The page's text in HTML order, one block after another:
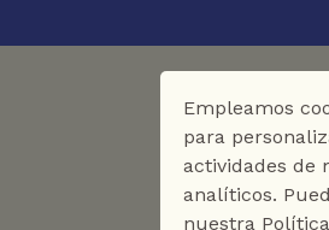
Empleamos
para
actividades de
analíticos.
nuestra